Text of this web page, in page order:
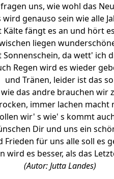
uns, wie wohl das
wird genauso sein wie alle
Kälte fängt es an und hört
liegen
Sonnenschein, da wett' ich
Regen wird es wieder
und Tränen, leider ist das
das andre brauchen wir
immer lachen macht
wir' s wie' s kommt
Dir und uns ein
Frieden für uns alle soll es
wird es besser, als das
(Autor: Jutta Landes)